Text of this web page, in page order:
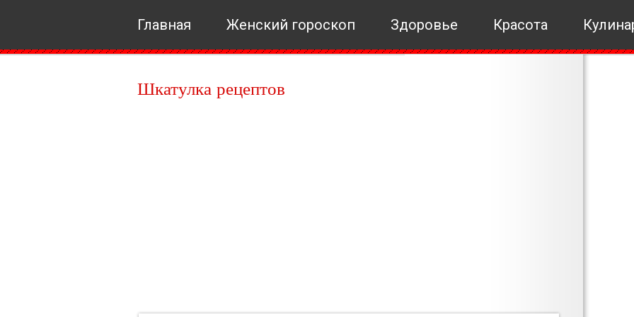
Главная Женский гороскоп Здоровье Красота
Шкатулка рецептов